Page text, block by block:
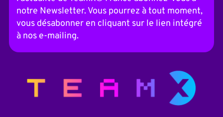
n
t
i
v
notre Newsletter. Vous pourrez à tout moment,
vous désabonner en cliquant sur le lien intégré
à nos e-mailing.